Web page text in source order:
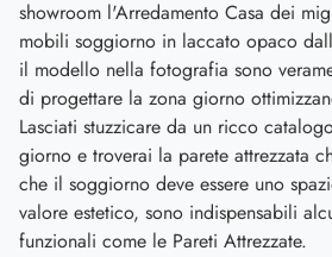
showroom l'Arredamento Casa dei
mobili soggiorno in laccato opaco
il modello nella fotografia sono
di progettare la zona giorno
Lasciati stuzzicare da un ricco
giorno e troverai la parete attrezzata
che il soggiorno deve essere uno
valore estetico, sono indispensabili
funzionali come le Pareti Attrezzate.